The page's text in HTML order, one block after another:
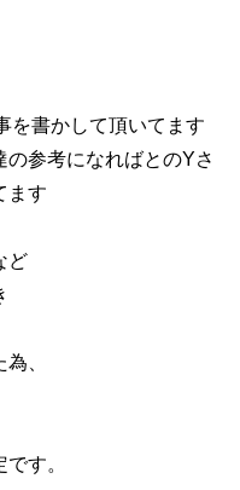
を書かして頂いてます
参考になればとのYさ
ます
ど
、
す。